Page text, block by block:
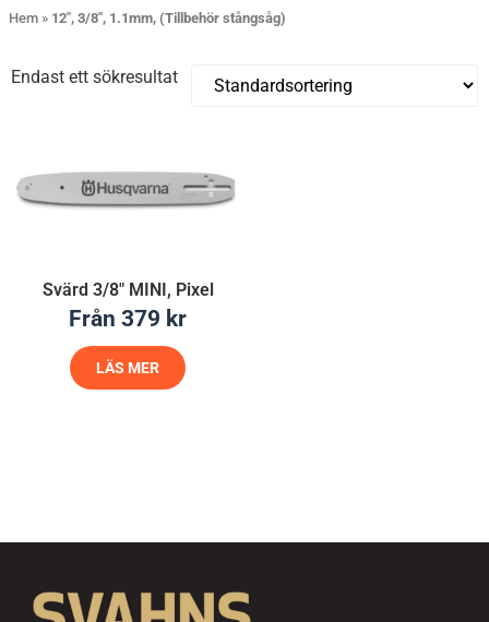
Hem » 12", 3/8", 1.1mm, (Tillbehör stångsåg)
Endast ett sökresultat
Svärd 3/8″ MINI, Pixel
Från 379 kr
LÄS MER